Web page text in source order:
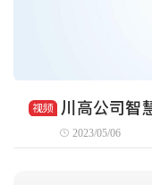
视频 川高公司智
2023/05/06